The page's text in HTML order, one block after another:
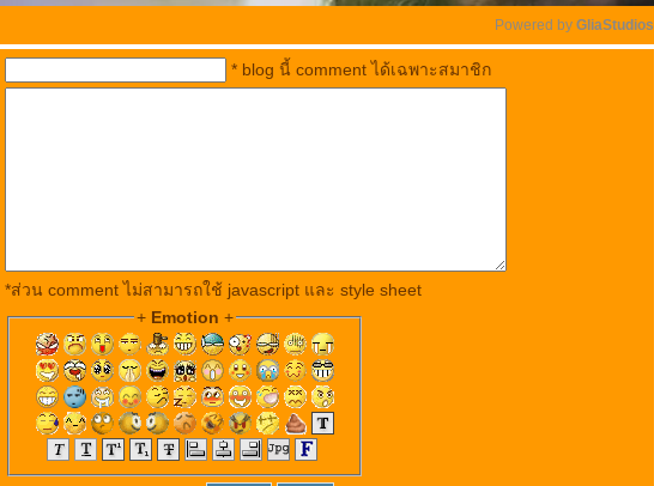
Powered by GliaStudios
* blog นี้ comment ได้เฉพาะสมาชิก
*ส่วน comment ไม่สามารถใช้ javascript และ style sheet
+ Emotion +